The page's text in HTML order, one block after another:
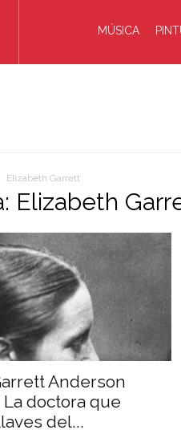
MÚSICA
Elizabeth Garrett
Elizabeth
Anderson
La doctora que
del...